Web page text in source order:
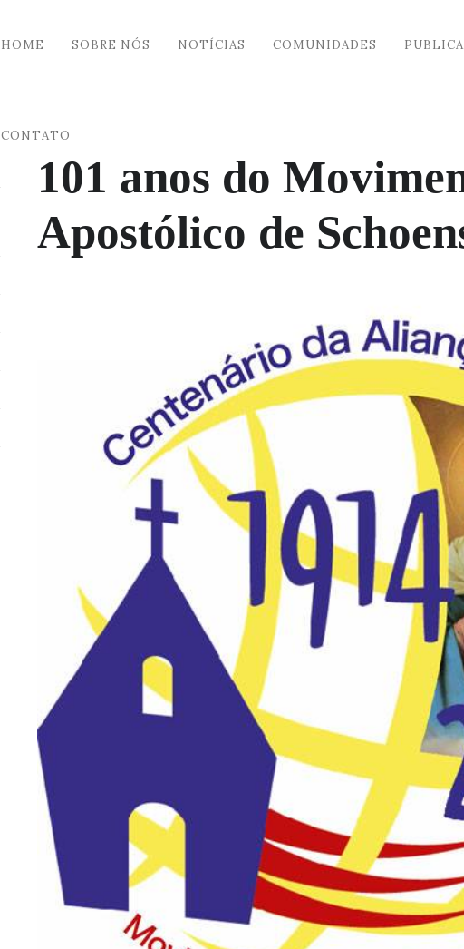
HOME SOBRE NÓS NOTÍCIAS COMUNIDADES
CONTATO
101 anos do
Apostólico de